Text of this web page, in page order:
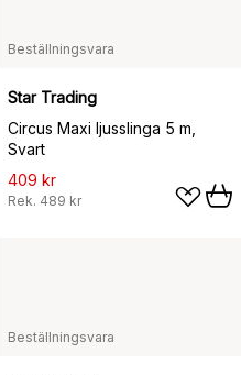
Beställningsvara
Star Trading
Circus Maxi ljusslinga 5 m,
Svart
409 kr
Rek. 489 kr
Beställningsvara